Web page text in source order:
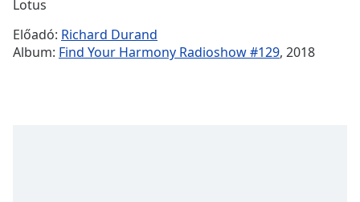
Lotus
Előadó: Richard Durand
Album: Find Your Harmony Radioshow #129, 2018